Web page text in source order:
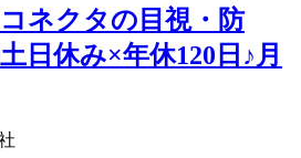
コネクタの目視・防
日休み×年休120日♪月